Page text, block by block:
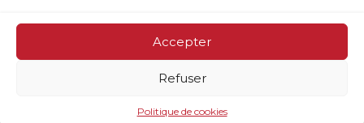
Accepter
Refuser
Politique de cookies
réalisé parJolifish